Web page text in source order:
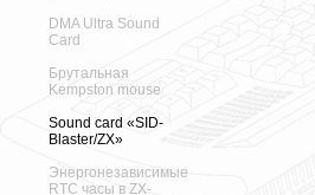
DMA Ultra Sound
Card
Брутальная
Kempston mouse
Sound card «SID-
Blaster/ZX»
Энергонезависимые
RTC часы в ZX-